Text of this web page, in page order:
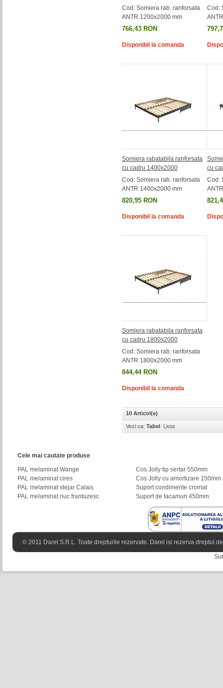
Cod: Somiera rab. ranforsata
ANTR 1200x2000 mm
766,43 RON
Disponibil la comanda
Cod:
Somiera rabatabila ranforsata
cu cadru 1400x2000
Cod: Somiera rab. ranforsata
ANTR 1400x2000 mm
820,95 RON
Disponibil la comanda
cu
Cod:
Somiera rabatabila ranforsata
cu cadru 1800x2000
Cod: Somiera rab. ranforsata
ANTR 1800x2000 mm
844,44 RON
Disponibil la comanda
10 Articol(e)
Vezi ca: Tabel Lista
Cele mai cautate produse
PAL melaminat Wange
Cos Jolly tip sertar 550mm
PAL melaminat cires
Cos Jolly cu amortizare 150mm
PAL melaminat stejar Calais
Suport condimente cromat
PAL melaminat nuc frantuzesc
Suport de tacamuri 450mm
© 2011 Darel S.R.L. Toate drepturile rezervate. Darel isi rezerva dreptul